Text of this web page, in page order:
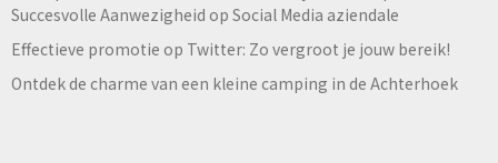
Succesvolle Aanwezigheid op Social Media aziendale
Effectieve promotie op Twitter: Zo vergroot je jouw bereik!
Ontdek de charme van een kleine camping in de Achterhoek